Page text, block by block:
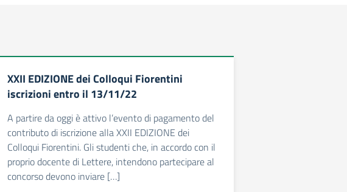
XXII EDIZIONE dei Colloqui Fiorentini
iscrizioni entro il 13/11/22
A partire da oggi è attivo l’evento di pagamento del
contributo di iscrizione alla XXII EDIZIONE dei
Colloqui Fiorentini. Gli studenti che, in accordo con il
proprio docente di Lettere, intendono partecipare al
concorso devono inviare […]